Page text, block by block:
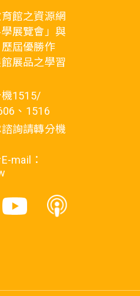
館之資源網
展覽會」與
歷屆優勝作
展品之學習
機1515/
、1516
詢請轉分機
mail：